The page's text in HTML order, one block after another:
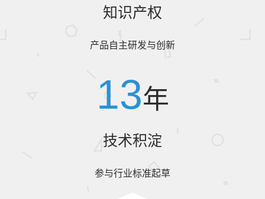
知识产权
产品自主研发与创新
13年
技术积淀
参与行业标准起草